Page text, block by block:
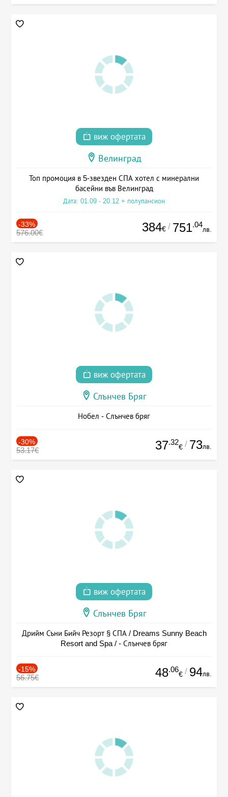
виж офертата
Велинград
Топ промоция в 5-звезден СПА хотел с минерални
басейни във Велинград
Дата: 01.09 - 20.12 + полупансион
-33%
576.00€ 384€ / 751.04
лв.
виж офертата
Слънчев Бряг
Нобел - Слънчев бряг
-30%
53.17€ 37.32
€ / 73лв.
виж офертата
Слънчев Бряг
Дрийм Съни Бийч Резорт § СПА / Dreams Sunny Beach
Resort and Spa / - Слънчев бряг
-15%
56.75€ 48.06
€ / 94лв.